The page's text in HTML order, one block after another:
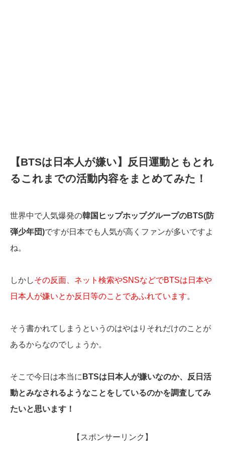
【BTSは日本人が嫌い】反日運動ともとれ
るこれまでの活動内容をまとめてみた！
世界中で人気爆発の韓国ヒップホップグループのBTS(防
弾少年団)ですが日本でも人気が高くファンが多いですよ
ね。
しかしその反面、ネット検索やSNSなどでBTSは日本や
日本人が嫌いとか反日等のことであふれています。
そう書かれてしまうというのはやはりそれだけのことが
あるからなのでしょうか。
そこで今日は本当に BTSは日本人が嫌いなのか、反日活
動とみなされるようなことをしているのかを調査してみ
たいと思います！
【スポンサーリンク】